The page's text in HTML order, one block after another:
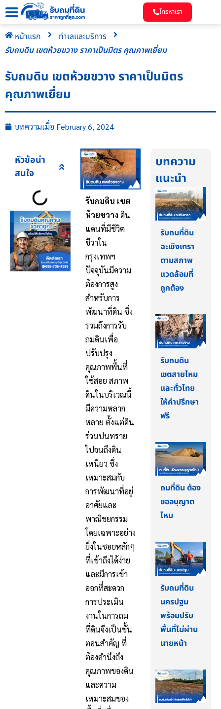
โทรหาเรา
หน้าแรก
ทำเลและบริการ
รับถมดิน เขตห้วยขวาง ราคาเป็นมิตร คุณภาพเยี่ยม
รับถมดิน เขตห้วยขวาง ราคาเป็นมิตร
คุณภาพเยี่ยม
บทความเมื่อ February 6, 2024
หัวข้อน่า
สนใจ
รับถมดิน เขต
ห้วยขวาง ดิน
แดนที่มีชีวิต
ชีวาใน
กรุงเทพฯ
ปัจจุบันมีความ
ต้องการสูง
สำหรับการ
พัฒนาที่ดิน ซึ่ง
รวมถึงการรับ
ถมดินเพื่อ
ปรับปรุง
คุณภาพพื้นที่
ใช้สอย สภาพ
ดินในบริเวณนี้
มีความหลาก
หลาย ตั้งแต่ดิน
ร่วนปนทราย
ไปจนถึงดิน
เหนียว ซึ่ง
เหมาะสมกับ
การพัฒนาที่อยู่
อาศัยและ
พาณิชยกรรม
โดยเฉพาะอย่าง
ยิ่งในซอยหลักๆ
ที่เข้าถึงได้ง่าย
และมีการเข้า
ออกที่สะดวก
การประเมิน
งานในการถม
ที่ดินจึงเป็นขั้น
ตอนสำคัญ ที่
ต้องคำนึงถึง
คุณภาพของดิน
และความ
เหมาะสมของ
บทความ
แนะนำ
รับถมที่ดิน
ฉะเชิงเทรา
ตามสภาพ
แวดล้อมที่
ถูกต้อง
รับถมดิน
เขตสายไหม
และทั่วไทย
ให้คำปรึกษา
ฟรี
ถมที่ดิน ต้อง
ขออนุญาต
ไหม
รับถมที่ดิน
นครปฐม
พร้อมปรับ
พื้นที่ไม่ผ่าน
นายหน้า